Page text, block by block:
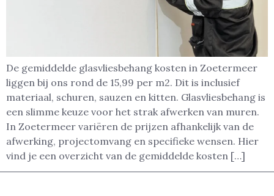
De gemiddelde glasvliesbehang kosten in Zoetermeer
liggen bij ons rond de 15,99 per m2. Dit is inclusief
materiaal, schuren, sauzen en kitten. Glasvliesbehang is
een slimme keuze voor het strak afwerken van muren.
In Zoetermeer variëren de prijzen afhankelijk van de
afwerking, projectomvang en specifieke wensen. Hier
vind je een overzicht van de gemiddelde kosten […]